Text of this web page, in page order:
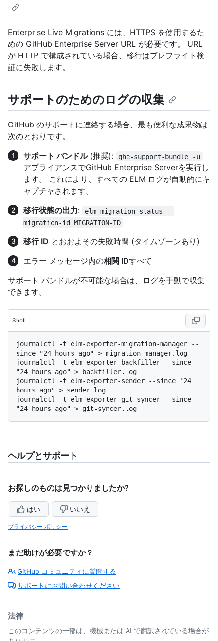
Enterprise Live Migrations には、HTTPS を使用するた
めの GitHub Enterprise Server URL が必要です。 URL
が HTTP で構成されている場合、移行はプレフライト検
証に失敗します。
サポートのためのログの収集
GitHub のサポートに連絡する場合、最も便利な成果物は
次のとおりです。
サポート バンドル(推奨): ghe-support-bundle -u
アプライアンスでGitHub Enterprise Serverを実行し
ます。 これにより、すべての ELM ログが自動的にキ
ャプチャされます。
移行状態の出力:
elm migration status --
migration-id MIGRATION-ID
移行 ID とおおよその失敗時間 (タイムゾーンあり)
エラー メッセージ内の相関 IDすべて
サポート バンドルが不可能な場合は、ログを手動で収集
できます。
Shell
journalctl -t elm-exporter-migration-manager --
since "24 hours ago" > migration-manager.log
journalctl -t elm-exporter-backfiller --since
"24 hours ago" > backfiller.log
journalctl -t elm-exporter-sender --since "24
hours ago" > sender.log
journalctl -t elm-exporter-git-syncer --since
ヘルプとサポート
お探しのものは見つかりましたか?
はい いいえ
プライバシー ポリシー
まだ助けが必要ですか？
GitHub コミュニティに質問する
サポートにお問い合わせください
法律
このコンテンツの一部は、機械または AI で翻訳されている場合が